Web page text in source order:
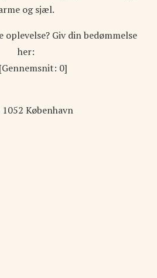
og sjæl.
Giv din bedømmelse
her:
[Gennemsnit: 0]
1052 København